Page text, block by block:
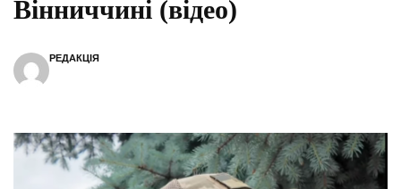
Вінниччині (відео)
РЕДАКЦІЯ